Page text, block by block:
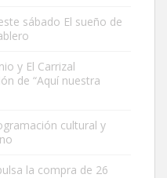
Pastor alemán,
...
sábado El sueño de
y El Carrizal
de “Aquí nuestra
cultural y
la compra de 26